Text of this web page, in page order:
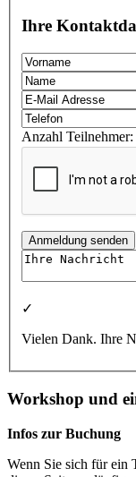
Ihre
Anzahl Teilnehmer:
Anmeldung senden
✓
Vielen Dank. Ihre
Workshop und
Infos zur Buchung
Wenn Sie sich für ein